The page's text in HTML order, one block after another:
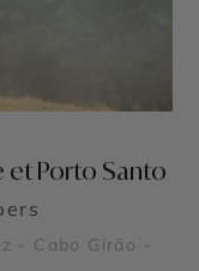
et Porto Santo
- Cabo Girão -